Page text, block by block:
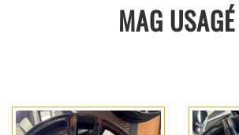
MAG USAGÉ